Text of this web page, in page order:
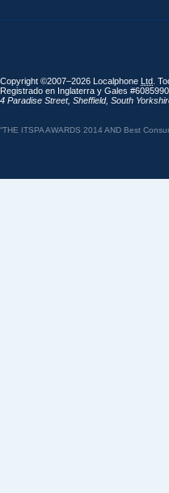
Copyright ©2007–2026 Localphone Ltd .
Registrado en Inglaterra y Gales
4 Paradise Street, Sheffield, South
“THE ITSPA AWARDS 2014 AND Best